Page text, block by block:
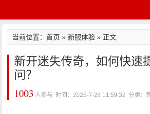
当前位置：首页 »新服体验 » 正文
新开迷失传奇，如何快速
问？
1003 人参与 时间：2025-7-28 11:59:32 分类：